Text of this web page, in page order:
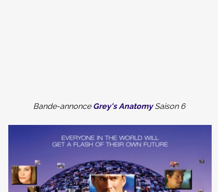
Bande-annonce Grey's AnatomySaison 6